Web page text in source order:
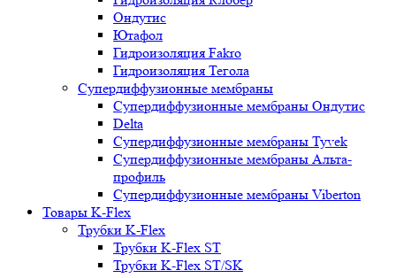
Ондутис
Ютафол
Гидроизоляция Fakro
Гидроизоляция Тегола
Супердиффузионные мембраны
Супердиффузионные мембраны Ондутис
Delta
Супердиффузионные мембраны Tyvek
Супердиффузионные мембраны Альта-
профиль
Супердиффузионные мембраны Viberton
Товары K-Flex
Трубки K-Flex
Трубки K-Flex ST
Трубки K-Flex ST/SK